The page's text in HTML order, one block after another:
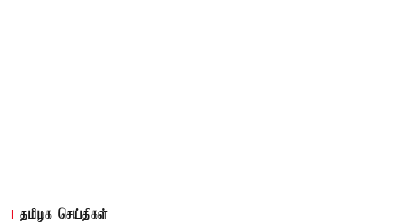
தமிழக செய்திகள்